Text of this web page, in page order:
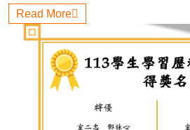
Read More